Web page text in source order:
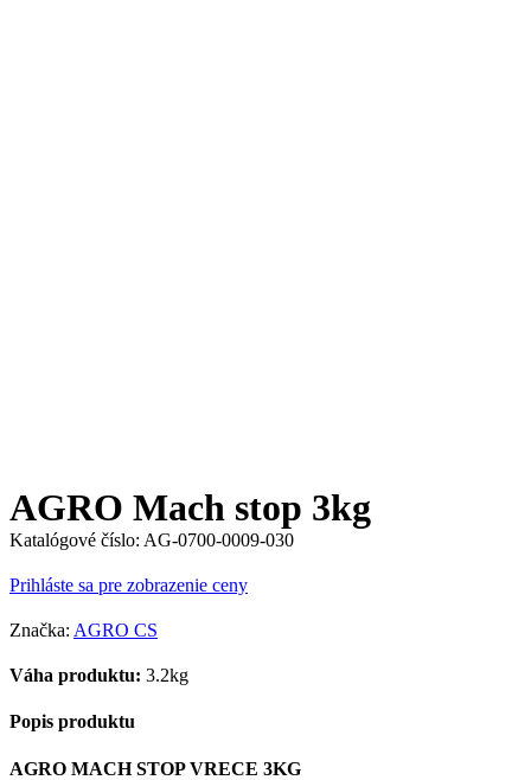
AGRO Mach stop 3kg
Katalógové číslo: AG-0700-0009-030
Prihláste sa pre zobrazenie ceny
Značka: AGRO CS
Váha produktu: 3.2kg
Popis produktu
AGRO MACH STOP VRECE 3KG